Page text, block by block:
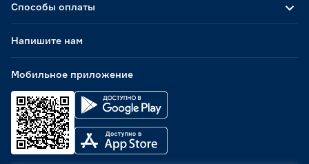
Способы оплаты
Мобильное приложение
Напишите нам